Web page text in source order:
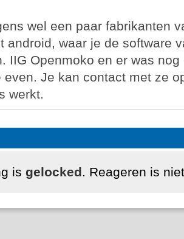
wel een paar fabrikanten
android, waar je de software
IIG Openmoko en er was
even. Je kan contact met ze
werkt.
is gelocked. Reageren is